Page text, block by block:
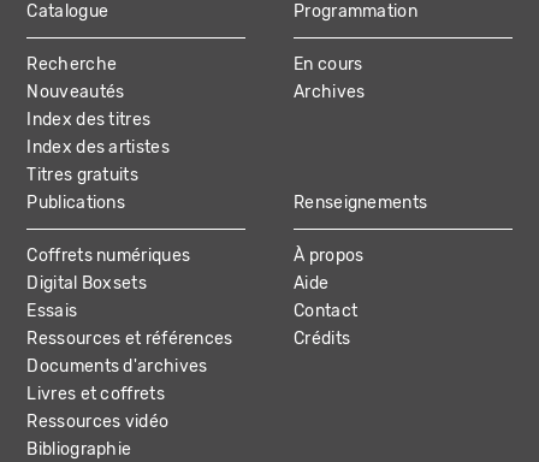
MAIN
NAVIGATION
Catalogue
Recherche
Nouveautés
Index des titres
Index des artistes
Titres gratuits
Programmation
En cours
Archives
Publications
Coffrets numériques
Digital Boxsets
Essais
Ressources et références
Documents d'archives
Livres et coffrets
Ressources vidéo
Bibliographie
Renseignements
À propos
Aide
Contact
Crédits